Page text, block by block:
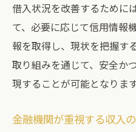
借入状況を改善するために
て、必要に応じて信用情報
報を取得し、現状を把握す
取り組みを通じて、安全か
現することが可能となります
金融機関が重視する収入